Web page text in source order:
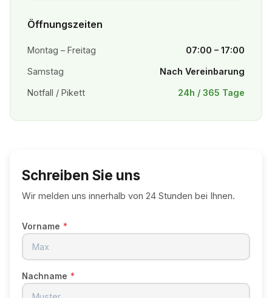
Öffnungszeiten
Montag – Freitag 07:00 – 17:00
Samstag Nach Vereinbarung
Notfall / Pikett 24h / 365 Tage
Schreiben Sie uns
Wir melden uns innerhalb von 24 Stunden bei Ihnen.
Vorname *
Nachname *